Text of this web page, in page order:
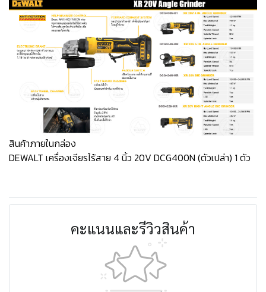
สินค้าภายในกล่อง
DEWALT เครื่องเจียรไร้สาย 4 นิ้ว 20V DCG400N (ตัวเปล่า) 1 ตัว
คะแนนและรีวิวสินค้า